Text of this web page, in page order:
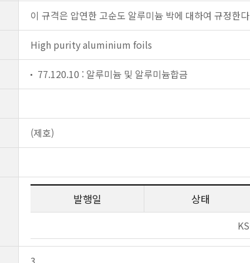
이 규격은 압연한 고순도 알루미늄 박에 대하여 규정한
High purity aluminium foils
77.120.10 : 알루미늄 및 알루미늄합금
(제호)
발행일 상태